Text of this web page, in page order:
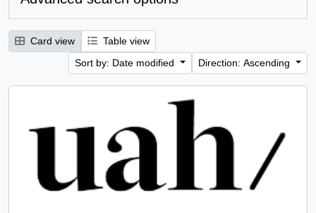
Card view
Table view
Sort by: Date modified
Direction: Ascending